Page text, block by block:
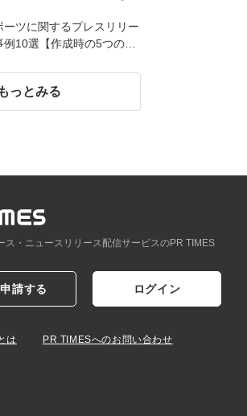
ーツに関するプレスリリー
例10選【作成時の5つのポ
もっとみる
ス・ニュースリリース配信サービスのPR TIMES
請する ログイン
は PR TIMESへのお問い合わせ